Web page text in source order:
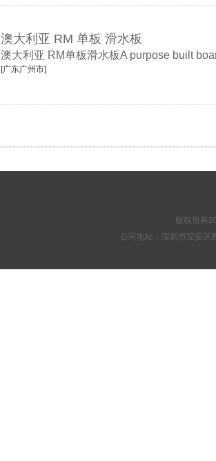
澳大利亚 RM 单板 滑水板
澳大利亚 RM单板滑水板A purpose built
[广东广州市]
版权所有
公司地址：深圳市宝安